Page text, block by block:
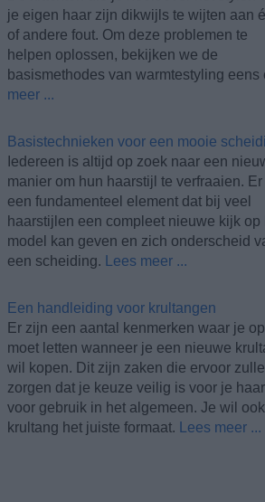
je eigen haar zijn dikwijls te wijten aan
of andere fout. Om deze problemen te
helpen oplossen, bekijken we de
basismethodes van warmtestyling eens
meer ...
Basistechnieken voor een mooie
Iedereen is altijd op zoek naar een
manier om hun haarstijl te verfraaien. Er
een fundamenteel element dat bij veel
haarstijlen een compleet nieuwe kijk op
model kan geven en zich onderscheid
een scheiding.
Lees meer ...
Een handleiding voor krultangen
Er zijn een aantal kenmerken waar je op
moet letten wanneer je een nieuwe
wil kopen. Dit zijn zaken die ervoor
zorgen dat je keuze veilig is voor je
voor gebruik in het algemeen. Je wil
krultang het juiste formaat.
Lees meer ...